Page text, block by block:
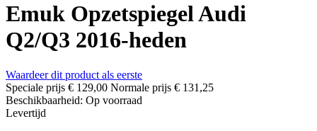
Emuk Opzetspiegel Audi
Q2/Q3 2016-heden
Waardeer dit product als eerste
Speciale prijs € 129,00 Normale prijs € 131,25
Beschikbaarheid: Op voorraad
Levertijd